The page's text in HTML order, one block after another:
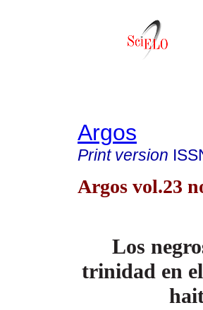
Argos
Print version
Argos vol.23
Los
trinidad en el